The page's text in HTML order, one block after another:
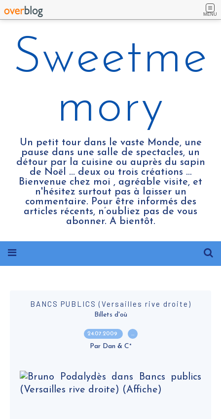
MENU
Sweetme
mory
Un petit tour dans le vaste Monde, une
pause dans une salle de spectacles, un
détour par la cuisine ou auprès du sapin
de Noël ... deux ou trois créations …
Bienvenue chez moi , agréable visite, et
n'hésitez surtout pas à laisser un
commentaire. Pour être informés des
articles récents, n’oubliez pas de vous
abonner. A bientôt.
BANCS PUBLICS (Versailles rive droite)
Billets d'où
24.07.2009 …
Par Dan & C°